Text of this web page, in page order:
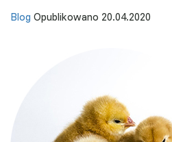
Blog Opublikowano 20.04.2020